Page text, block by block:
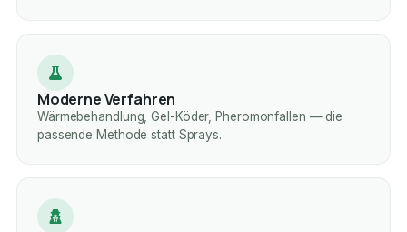
Moderne Verfahren
Wärmebehandlung, Gel-Köder, Pheromonfallen — die
passende Methode statt Sprays.